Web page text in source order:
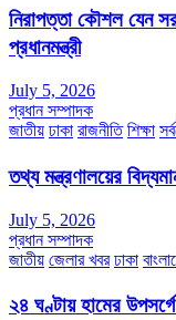
নিরাপত্তা কৌশল যেন
প্রধানমন্ত্রী
July 5, 2026
প্রধান সম্পাদক
জাতীয় ঢাকা রাজনীতি শিক্ষা
তথ্য মন্ত্রণালয়ের
July 5, 2026
প্রধান সম্পাদক
জাতীয় জেলার খবর ঢাকা
২৪ ঘণ্টায় হামের